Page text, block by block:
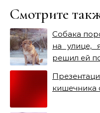
Смотрите
Собака
на улице,
решил ей
кишечника